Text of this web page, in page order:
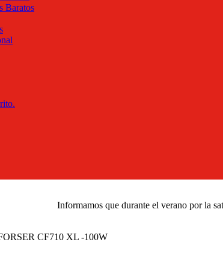
Baratos
Informamos que durante el verano por la
CF710 XL -100W